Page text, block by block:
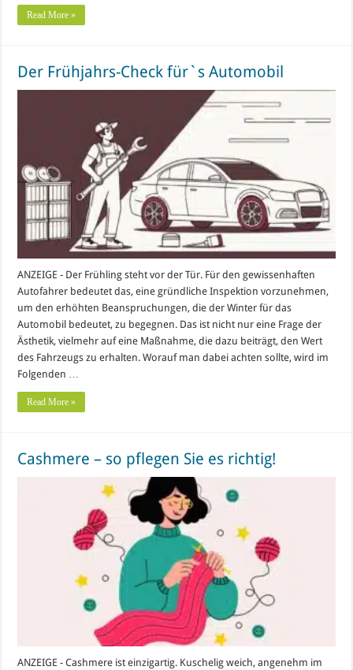
Read More »
Der Frühjahrs-Check für`s Automobil
ANZEIGE - Der Frühling steht vor der Tür. Für den gewissenhaften
Autofahrer bedeutet das, eine gründliche Inspektion vorzunehmen,
um den erhöhten Beanspruchungen, die der Winter für das
Automobil bedeutet, zu begegnen. Das ist nicht nur eine Frage der
Ästhetik, vielmehr auf eine Maßnahme, die dazu beiträgt, den Wert
des Fahrzeugs zu erhalten. Worauf man dabei achten sollte, wird im
Folgenden …
Read More »
Cashmere – so pflegen Sie es richtig!
ANZEIGE - Cashmere ist einzigartig. Kuschelig weich, angenehm im